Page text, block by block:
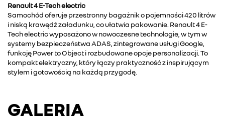
Renault 4 E-Tech electric
Samochód oferuje przestronny bagażnik o pojemności 420 litrów
i niską krawędź załadunku, co ułatwia pakowanie. Renault 4 E-
Tech electric wyposażono w nowoczesne technologie, w tym w
systemy bezpieczeństwa ADAS, zintegrowane usługi Google,
funkcję Power to Object i rozbudowane opcje personalizacji. To
kompakt elektryczny, który łączy praktyczność z inspirującym
stylem i gotowością na każdą przygodę.
GALERIA